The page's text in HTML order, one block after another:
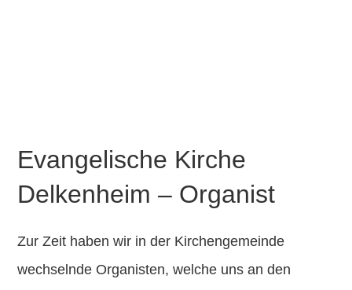
Evangelische Kirche
Delkenheim – Organist
Zur Zeit haben wir in der Kirchengemeinde
wechselnde Organisten, welche uns an den